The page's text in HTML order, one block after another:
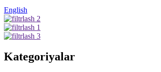
English
Kategoriyalar